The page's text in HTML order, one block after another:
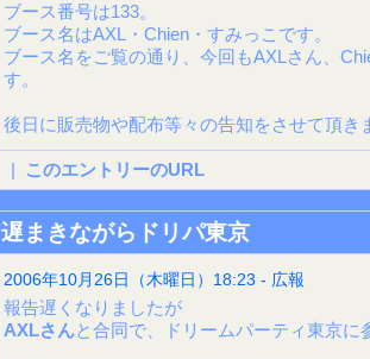
ブース番号は133。
ブース名はAXL・Chien・すみっこです。
ブース名をご覧の通り、今回もAXLさん、
す。
後日に販売物や配布等々の告知をさせて頂き
| このエントリーのURL
遅まきながらドリパ東京
2006年10月26日（木曜日）18:23 - 広報
報告遅くなりましたが
AXLさんと合同で、ドリームパーティ東京に